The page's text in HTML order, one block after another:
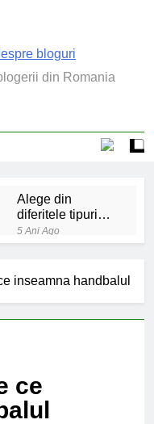
– Cu Si
din Romania
Alege din
diferitele tipuri
de bratara de
argint
5 Ani Ago
Ago
ale lui
Trump
Ago
inseamna handbalul
ce